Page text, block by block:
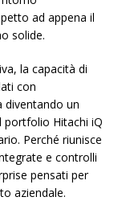
ad appena il
solide.
la capacità di
con
diventando un
portfolio Hitachi iQ
Perché riunisce
e controlli
pensati per
aziendale.